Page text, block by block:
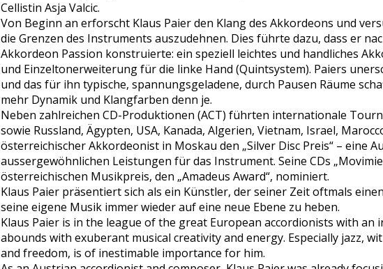
Cellistin Asja Valcic.
Von Beginn an erforscht Klaus Paier den Klang des Akkordeons und
die Grenzen des Instruments auszudehnen. Dies führte dazu, dass er
Akkordeon Passion konstruierte: ein speziell leichtes und handliches
und Einzeltonerweiterung für die linke Hand (Quintsystem). Paiers
und das für ihn typische, spannungsgeladene, durch Pausen Räume
mehr Dynamik und Klangfarben denn je.
Neben zahlreichen CD-Produktionen (ACT) führten internationale
sowie Russland, Ägypten, USA, Kanada, Algerien, Vietnam, Israel,
österreichischer Akkordeonist in Moskau den „Silver Disc Preis“ – eine
aussergewöhnlichen Leistungen für das Instrument. Seine CDs
österreichischen Musikpreis, den „Amadeus Award“, nominiert.
Klaus Paier präsentiert sich als ein Künstler, der seiner Zeit oftmals
seine eigene Musik immer wieder auf eine neue Ebene zu heben.
Klaus Paier is in the league of the great European accordionists with
abounds with exuberant musical creativity and energy. Especially jazz,
and freedom, is of inestimable importance for him.